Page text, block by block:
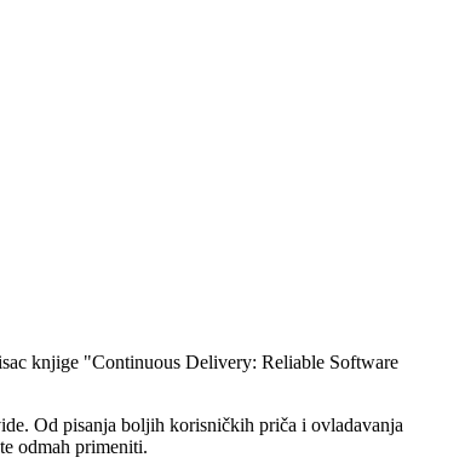
knjige "Continuous Delivery: Reliable Software
Od pisanja boljih korisničkih priča i ovladavanja
odmah primeniti.